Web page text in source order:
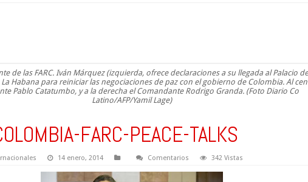
de las FARC. Iván Márquez (izquierda, ofrece declaraciones a su llegada al Palacio de
Habana para reiniciar las negociaciones de paz con el gobierno de Colombia. Al
Pablo Catatumbo, y a la derecha el Comandante Rodrigo Granda. (Foto Diario Co
Latino/AFP/Yamil Lage)
FARC-PEACE-TALKS
14 enero, 2014 Comentarios 342 Vistas